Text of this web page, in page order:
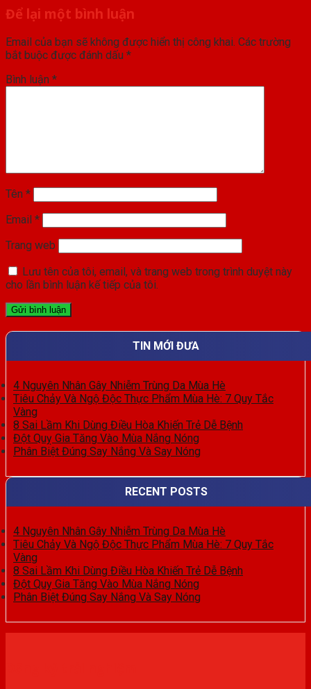
Để lại một bình luận
Email của bạn sẽ không được hiển thị công khai. Các trường
bắt buộc được đánh dấu *
Bình luận *
Tên *
Email *
Trang web
Lưu tên của tôi, email, và trang web trong trình duyệt này
cho lần bình luận kế tiếp của tôi.
TIN MỚI ĐƯA
4 Nguyên Nhân Gây Nhiễm Trùng Da Mùa Hè
Tiêu Chảy Và Ngộ Độc Thực Phẩm Mùa Hè: 7 Quy Tắc
Vàng
8 Sai Lầm Khi Dùng Điều Hòa Khiến Trẻ Dễ Bệnh
Đột Quỵ Gia Tăng Vào Mùa Nắng Nóng
Phân Biệt Đúng Say Nắng Và Say Nóng
RECENT POSTS
4 Nguyên Nhân Gây Nhiễm Trùng Da Mùa Hè
Tiêu Chảy Và Ngộ Độc Thực Phẩm Mùa Hè: 7 Quy Tắc
Vàng
8 Sai Lầm Khi Dùng Điều Hòa Khiến Trẻ Dễ Bệnh
Đột Quỵ Gia Tăng Vào Mùa Nắng Nóng
Phân Biệt Đúng Say Nắng Và Say Nóng